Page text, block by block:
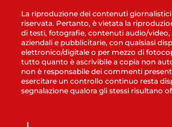
La riproduzione dei contenuti giornalistici
riservata. Pertanto, è vietata la
di testi, fotografie, contenuti audio/
aziendali e pubblicitarie, con qualsiasi
elettronico/digitale o per mezzo di
tutto quanto è ascrivibile a copia non
non è responsabile dei commenti
esercitare un controllo continuo resta
segnalazione qualora gli stessi risultano